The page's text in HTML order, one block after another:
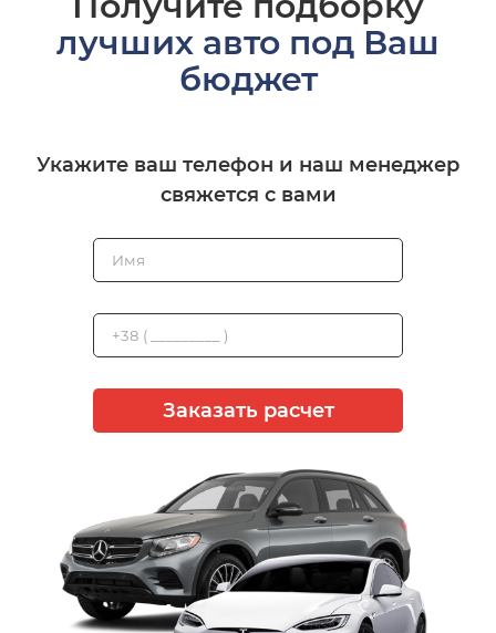
лучших авто под Ваш
бюджет
Укажите ваш телефон и наш менеджер
свяжется с вами
Заказать расчет